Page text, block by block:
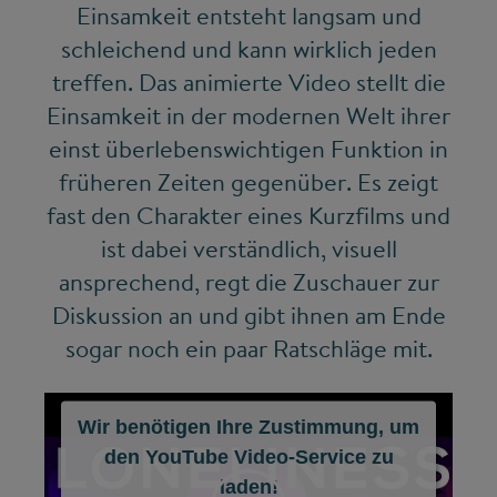
Wir benötigen Ihre Zustimmung, um
den YouTube Video-Service zu
laden!
Einsamkeit entsteht langsam und
schleichend und kann wirklich jeden
treffen. Das animierte Video stellt die
Einsamkeit in der modernen Welt ihrer
einst überlebenswichtigen Funktion in
früheren Zeiten gegenüber. Es zeigt
fast den Charakter eines Kurzfilms und
ist dabei verständlich, visuell
ansprechend, regt die Zuschauer zur
Diskussion an und gibt ihnen am Ende
sogar noch ein paar Ratschläge mit.